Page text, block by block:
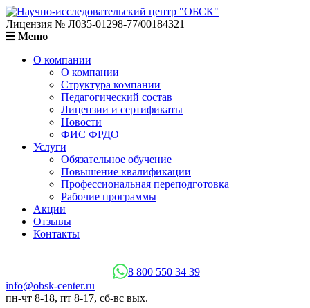
Лицензия № Л035-01298-77/00184321
Меню
О компании
О компании
Структура компании
Педагогический состав
Лицензии и сертификаты
Новости
ФИС ФРДО
Услуги
Обязательное обучение
Повышение квалификации
Профессиональная переподготовка
Рабочие программы
Акции
Отзывы
Контакты
8 800 550 34 39
info@obsk-center.ru
пн-чт 8-18, пт 8-17, сб-вс вых.